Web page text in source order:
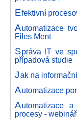
Efektivní
Automatizace
Files Ment
Správa IT ve
případová studie
Jak na
Automatizace
Automatizace
procesy - webinář